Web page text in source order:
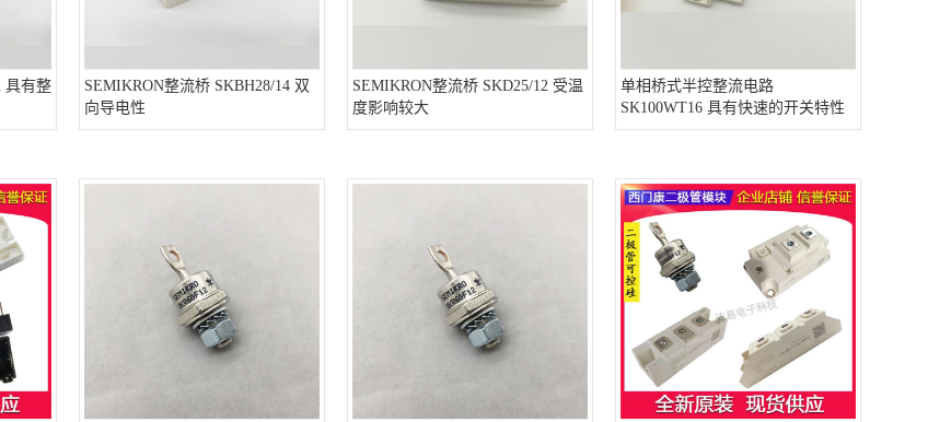
具有整
SEMIKRON整流桥 SKBH28/14 双
向导电性
SEMIKRON整流桥 SKD25/12 受温
度影响较大
单相桥式半控整流电路
SK100WT16 具有快速的开关特性